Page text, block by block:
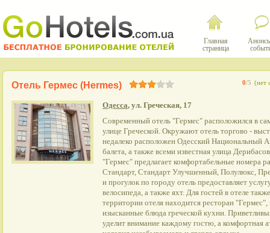
Главная
страница
0/5 (нет
Отель Гермес (Hermes)
Одесса, ул. Греческая, 17
Современный отель "Гермес" расположился в
улице Греческой. Окружают отель торгово -
недалеко расположен Одесский Национальный
балета, а также всеми известная улица
"Гермес" предлагает комфортабельные номера
Стандарт, Стандарт Улучшенный, Полулюкс,
и прогулок по городу отель предоставляет
велосипеда, а также яхт. Для гостей в отеле
территории отеля находится ресторан "Гермес",
изысканные блюда греческой кухни.
уделит внимание каждому гостю, а комфортная